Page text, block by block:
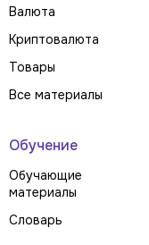
Валюта
Криптовалюта
Товары
Все материалы
Обучение
Обучающие
материалы
Словарь